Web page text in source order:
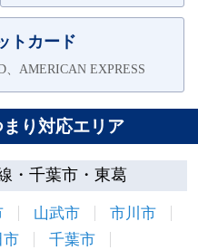
トカード
、AMERICAN EXPRESS
り対応エリア
・千葉市・東葛
山武市
市川市
市
千葉市